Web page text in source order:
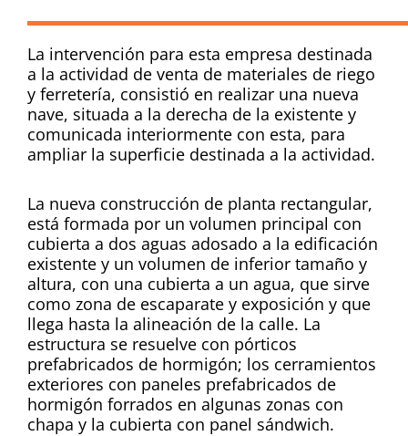
La intervención para esta empresa destinada
a la actividad de venta de materiales de riego
y ferretería, consistió en realizar una nueva
nave, situada a la derecha de la existente y
comunicada interiormente con esta, para
ampliar la superficie destinada a la actividad.
La nueva construcción de planta rectangular,
está formada por un volumen principal con
cubierta a dos aguas adosado a la edificación
existente y un volumen de inferior tamaño y
altura, con una cubierta a un agua, que sirve
como zona de escaparate y exposición y que
llega hasta la alineación de la calle. La
estructura se resuelve con pórticos
prefabricados de hormigón; los cerramientos
exteriores con paneles prefabricados de
hormigón forrados en algunas zonas con
chapa y la cubierta con panel sándwich.